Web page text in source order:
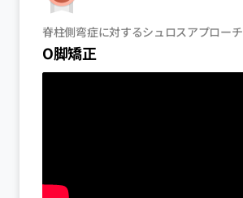
脊柱側弯症に対するシュロスアプローチ
O脚矯正